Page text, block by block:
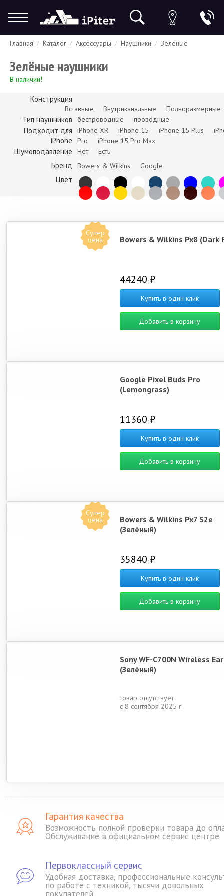
Гарантия Доставка и оплата Спецпредложения
Главная Каталог Аксессуары Наушники Зелёные
Зелёные наушники
В наличии!
Конструкция
Вставные Внутриканальные Полноразмерные
Тип наушников беспроводные проводные
Подходит для
iPhone
iPhone XR iPhone 15 iPhone 15 Plus
Pro
iPhone 15 Pro Max
Шумоподавление Нет Есть
Бренд Bowers & Wilkins Google
Цвет
Супер
цена Bowers & Wilkins Px8 (Dark
44240 ₽
Купить в один клик
Добавить в корзину
Google Pixel Buds Pro
(Lemongrass)
11360 ₽
Купить в один клик
Добавить в корзину
Супер
цена
Bowers & Wilkins Px7 S2e
(Зелёный)
35840 ₽
Купить в один клик
Добавить в корзину
Sony WF-C700N Wireless
(Зелёный)
товар отсутствует
с 8 сентября 2025 г.
Гарантия качества
Возможность полной проверки товара до
Обслуживание в официальном сервис центре
Первоклассный сервис
Удобная доставка, профессиональные
по работе с техникой, тысячи довольных